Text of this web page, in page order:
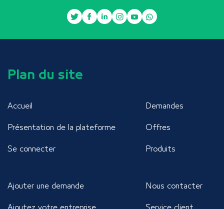
Plan du site
Accueil
Présentation de la plateforme
Se connecter
Demandes
Offres
Produits
Ajouter une demande
Ajoutez votre entreprise
Nous contacter
Service client